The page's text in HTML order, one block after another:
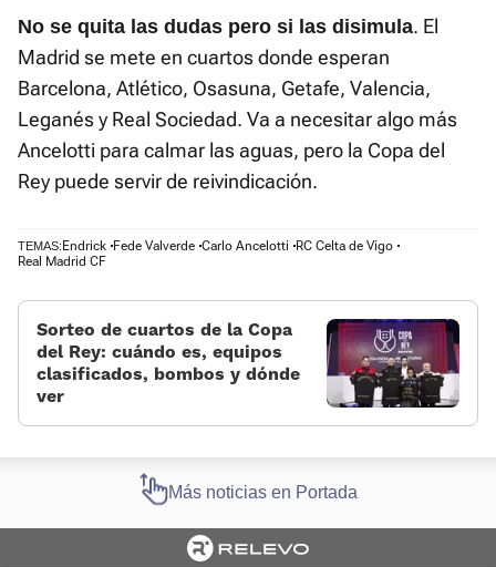
No se quita las dudas pero si las disimula. El
Madrid se mete en cuartos donde esperan
Barcelona, Atlético, Osasuna, Getafe, Valencia,
Leganés y Real Sociedad. Va a necesitar algo más
Ancelotti para calmar las aguas, pero la Copa del
Rey puede servir de reivindicación.
TEMAS: Endrick Fede Valverde Carlo Ancelotti
RC Celta de Vigo
Real Madrid CF
Sorteo de cuartos de la Copa
del Rey: cuándo es, equipos
clasificados, bombos y dónde
ver
Más noticias en Portada